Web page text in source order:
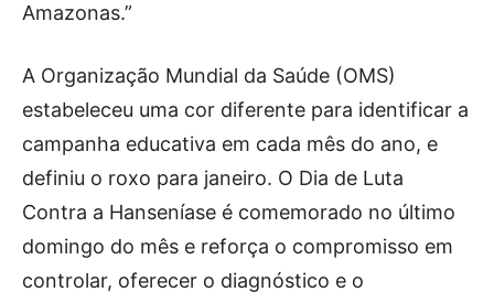
Amazonas.”
A Organização Mundial da Saúde (OMS)
estabeleceu uma cor diferente para identificar a
campanha educativa em cada mês do ano, e
definiu o roxo para janeiro. O Dia de Luta
Contra a Hanseníase é comemorado no último
domingo do mês e reforça o compromisso em
controlar, oferecer o diagnóstico e o